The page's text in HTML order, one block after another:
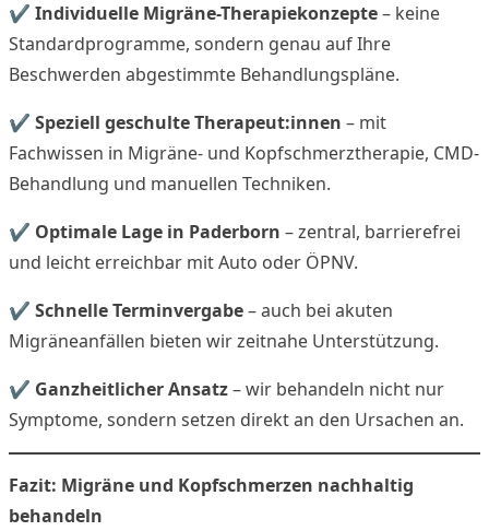
✔ Individuelle Migräne-Therapiekonzepte– keine
Standardprogramme, sondern genau auf Ihre
Beschwerden abgestimmte Behandlungspläne.
✔ Speziell geschulte Therapeut:innen – mit
Fachwissen in Migräne- und Kopfschmerztherapie, CMD-
Behandlung und manuellen Techniken.
✔ Optimale Lage in Paderborn – zentral, barrierefrei
und leicht erreichbar mit Auto oder ÖPNV.
✔ Schnelle Terminvergabe– auch bei akuten
Migräneanfällen bieten wir zeitnahe Unterstützung.
✔ Ganzheitlicher Ansatz– wir behandeln nicht nur
Symptome, sondern setzen direkt an den Ursachen an.
Fazit: Migräne und Kopfschmerzen nachhaltig
behandeln